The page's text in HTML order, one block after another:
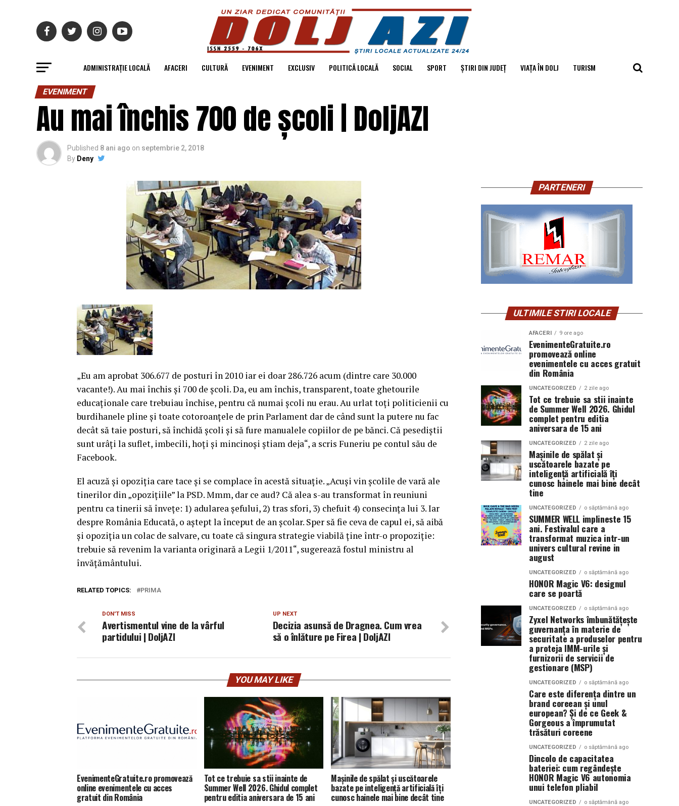
ADMINISTRAȚIE LOCALĂ AFACERI CULTURĂ EVENIMENT EXCLUSIV POLITICĂ LOCALĂ SOCIAL SPORT ȘTIRI DIN JUDEȚ VIAȚA ÎN DOLJ TURISM
EVENIMENT
Au mai închis 700 de școli | DoljAZI
Published 8 ani ago on septembrie 2, 2018
By Deny
„Eu am aprobat 306.677 de posturi în 2010 iar ei doar 286.726 acum (dintre care 30.000
vacante!). Au mai închis şi 700 de şcoli. Da, eu am închis, transparent, toate ghetourile
educaţionale care trebuiau închise, pentru că numai şcoli nu erau. Au urlat toţi politicienii cu
burdihanele pline şi toate cotoroanţele de prin Parlament dar de când sunt la putere nu fac
decât să taie posturi, să închidă şcoli şi să fure manualele copiilor de pe bănci. Că pesediştii
sunt urâţi la suflet, imbecili, hoţi şi mincinoşi ştiam deja“, a scris Funeriu pe contul său de
Facebook.
El acuză şi opoziţia care tace şi se complace în acestă situaţie. „Acuşi vin şcolile de vară ale
tinerilor din „opoziţiile” la PSD. Mmm, dar ce aud? Că alea s-au transformat în reuniuni
pentru ca tinerii să înveţe: 1) adularea şefului, 2) tras sfori, 3) chefuit 4) consecinţa lui 3. Iar
despre România Educată, o aştept la început de an şcolar. Sper să fie ceva de capul ei, să aibă
şi opoziţia un colac de salvare, cu toate că singura strategie viabilă ţine într-o propoziţie:
trebuie să revenim la varianta originară a Legii 1/2011“, sugerează fostul ministru al
învăţământului.
RELATED TOPICS: PRIMA
UP NEXT
Decizia asunsă de Dragnea. Cum vrea
să o înlăture pe Firea | DoljAZI
DON'T MISS
Avertismentul vine de la vârful
partidului | DoljAZI
YOU MAY LIKE
EvenimenteGratuite.ro promovează
online evenimentele cu acces
gratuit din România
Tot ce trebuie sa stii inainte de
Summer Well 2026. Ghidul complet
pentru editia aniversara de 15 ani
Mașinile de spălat și uscătoarele
bazate pe inteligență artificială îți
cunosc hainele mai bine decât tine
PARTENERI
ULTIMILE STIRI LOCALE
AFACERI 9 ore ago
EvenimenteGratuite.ro
promovează online
evenimentele cu acces gratuit
din România
UNCATEGORIZED 2 zile ago
Tot ce trebuie sa stii inainte
de Summer Well 2026. Ghidul
complet pentru editia
aniversara de 15 ani
UNCATEGORIZED 2 zile ago
Mașinile de spălat și
uscătoarele bazate pe
inteligență artificială îți
cunosc hainele mai bine decât
tine
UNCATEGORIZED o săptămână ago
SUMMER WELL implineste 15
ani. Festivalul care a
transformat muzica intr-un
univers cultural revine in
august
UNCATEGORIZED o săptămână ago
HONOR Magic V6: designul
care se poartă
UNCATEGORIZED o săptămână ago
Zyxel Networks îmbunătățește
guvernanța în materie de
securitate a produselor pentru
a proteja IMM-urile și
furnizorii de servicii de
gestionare (MSP)
UNCATEGORIZED o săptămână ago
Care este diferența dintre un
brand coreean și unul
european? Și de ce Geek &
Gorgeous a împrumutat
trăsături coreene
UNCATEGORIZED o săptămână ago
Dincolo de capacitatea
bateriei: cum regândește
HONOR Magic V6 autonomia
unui telefon pliabil
UNCATEGORIZED o săptămână ago